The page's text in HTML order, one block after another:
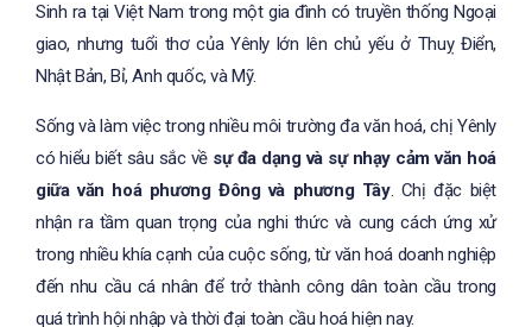
Sinh ra tại Việt Nam trong một gia đình có truyền thống Ngoại
giao, nhưng tuổi thơ của Yênly lớn lên chủ yếu ở Thuỵ Điển,
Nhật Bản, Bỉ, Anh quốc, và Mỹ.
Sống và làm việc trong nhiều môi trường đa văn hoá, chị Yênly
có hiểu biết sâu sắc về sự đa dạng và sự nhạy cảm văn hoá
giữa văn hoá phương Đông và phương Tây. Chị đặc biệt
nhận ra tầm quan trọng của nghi thức và cung cách ứng xử
trong nhiều khía cạnh của cuộc sống, từ văn hoá doanh nghiệp
đến nhu cầu cá nhân để trở thành công dân toàn cầu trong
quá trình hội nhập và thời đại toàn cầu hoá hiện nay.